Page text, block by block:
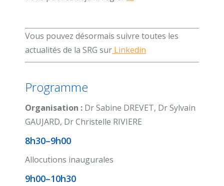
Vous pouvez désormais suivre toutes les
actualités de la SRG sur Linkedin
Programme
Organisation : Dr Sabine DREVET, Dr Sylvain
GAUJARD, Dr Christelle RIVIERE
8h30–9h00
Allocutions inaugurales
9h00–10h30